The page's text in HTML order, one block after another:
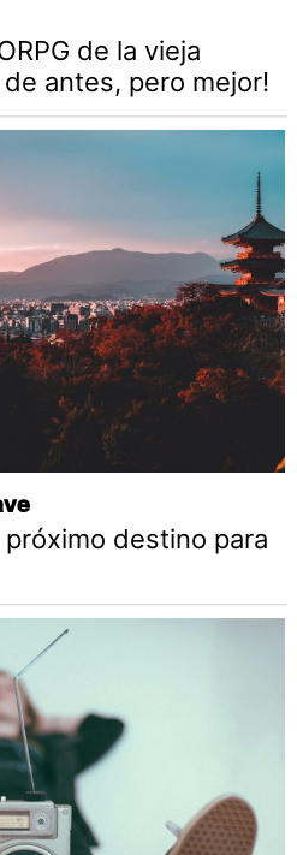
de la vieja
antes, pero mejor!
destino para